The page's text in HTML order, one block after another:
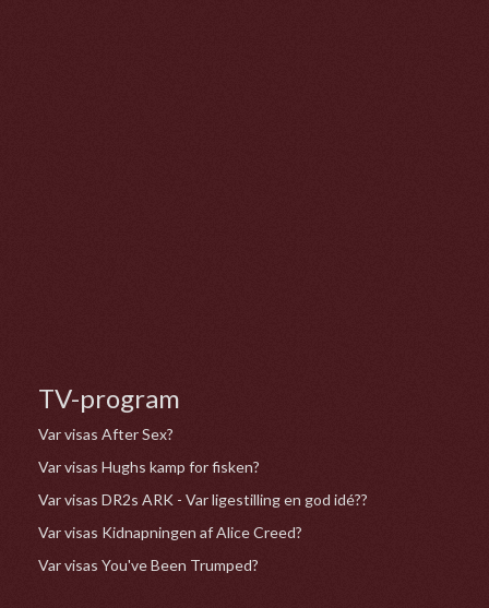
TV-program
Var visas After Sex?
Var visas Hughs kamp for fisken?
Var visas DR2s ARK - Var ligestilling en god idé??
Var visas Kidnapningen af Alice Creed?
Var visas You've Been Trumped?